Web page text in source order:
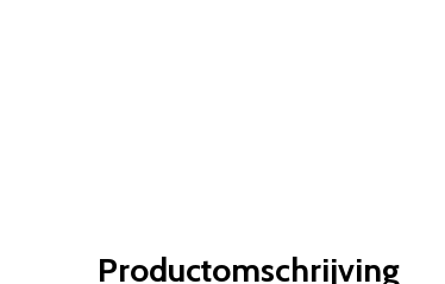
Productomschrijving